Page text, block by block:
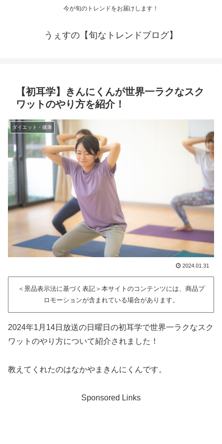
今が旬のトレンドをお届けします！
うぇすの【旬なトレンドブログ】
【初耳学】きんにくんが世界一ラクなスク
ワットのやり方を紹介！
ダイエット・健康
2024.01.31
＜景品表示法に基づく表記＞本サイトのコンテンツには、商品プ
ロモーションが含まれている場合があります。
2024年1月14日放送の日曜日の初耳学で世界一ラクなスク
ワットのやり方について紹介されました！
教えてくれたのはなかやまきんにくんです。
Sponsored Links